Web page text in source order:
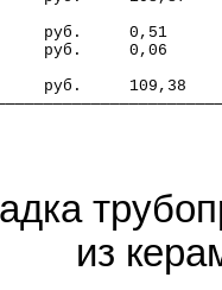
руб.     0,51
руб.     0,06
руб.     109,38
из